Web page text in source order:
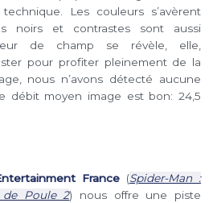
Les couleurs s’avèrent
noirs et contrastes sont aussi
de champ se révèle, elle,
pour profiter pleinement de la
nous n’avons détecté aucune
débit moyen image est bon: 24,5
France(Spider-Man :
de Poule 2) nous offre une piste